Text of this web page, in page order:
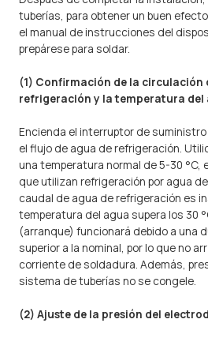
tuberías, para obtener un buen
el manual de instrucciones del
prepárese para soldar.
(1) Confirmación de la circulación
refrigeración y la temperatura del
Encienda el interruptor de
el flujo de agua de refrigeración.
una temperatura normal de 5-30 °C,
que utilizan refrigeración por agua
caudal de agua de refrigeración es
temperatura del agua supera los 30
(arranque) funcionará debido a una
superior a la nominal, por lo que no
corriente de soldadura. Además,
sistema de tuberías no se congele.
(2) Ajuste de la presión del